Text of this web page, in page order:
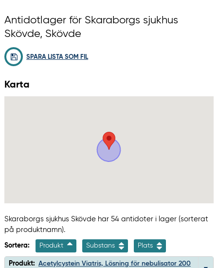
Antidotlager för Skaraborgs sjukhus
Skövde, Skövde
SPARA LISTA SOM FIL
Karta
Skaraborgs sjukhus Skövde har 54 antidoter i lager (sorterat
på produktnamn).
Sortera: Produkt Substans Plats
Produkt: Acetylcystein Viatris, Lösning för nebulisator 200